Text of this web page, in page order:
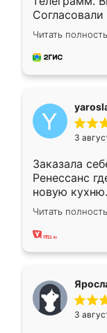
недели
довольны
мебель за
Читать
3
Заказала
Ренессанс
новую
вполне
два года,
Читать
3